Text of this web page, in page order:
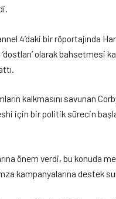
4’daki bir röportajında
olarak bahsetmesi
kalkmasını savunan
için bir politik sürecin
önem verdi, bu konuda
kampanyalarına destek